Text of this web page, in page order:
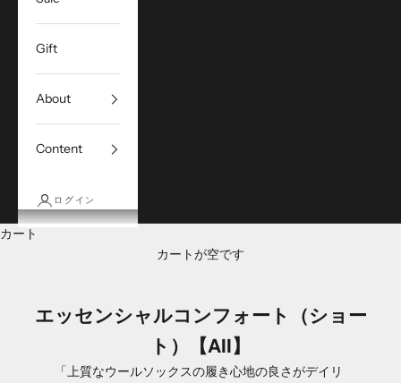
Gift
About
Content
ログイン
カート
カートが空です
エッセンシャルコンフォート（ショー
ト）【All】
「上質なウールソックスの履き心地の良さがデイリ